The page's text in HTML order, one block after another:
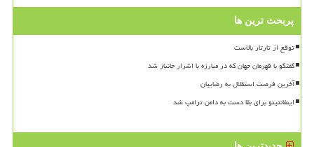
پربحث ترین ها
توقع از تارتار بالاست
گفتگو با قهرمان جهان که در مبارزه با اشرار جانباز شد
آخرین فرصت استقلال به رضاییان
اینفانتینو برای بقا دست به دامن ترامپ شد